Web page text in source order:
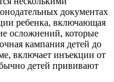
документах
ребенка, включающая
осложнений, которые
кампания детей до
включает инъекции от
детей прививают